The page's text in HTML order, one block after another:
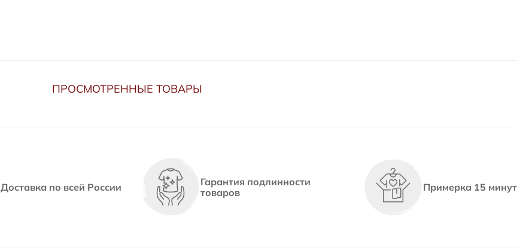
ПРОСМОТРЕННЫЕ ТОВАРЫ
Доставка по всей России
Гарантия подлинности
товаров
Примерка 15 минут